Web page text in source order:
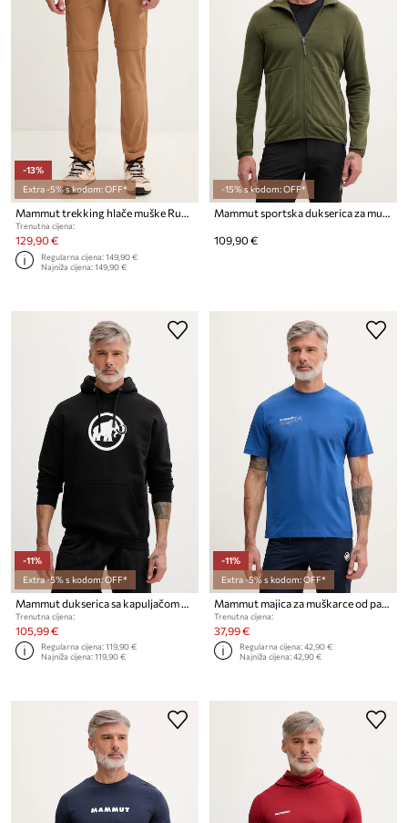
-13%
Extra -5% s kodom: OFF*
Mammut trekking hlače muške Runbold IV
Trenutna cijena:
129,90 €
Regularna cijena:149,90 €
Najniža cijena:149,90 €
-15% s kodom: OFF*
Mammut sportska dukserica za muškarce s flisom Innominata Light
109,90 €
-11%
Extra -5% s kodom: OFF*
Trenutna cijena:
105,99 €
Regularna cijena:119,90 €
Najniža cijena:119,90 €
-11%
Extra -5% s kodom: OFF*
Trenutna cijena:
37,99 €
Regularna cijena:42,90 €
Najniža cijena:42,90 €